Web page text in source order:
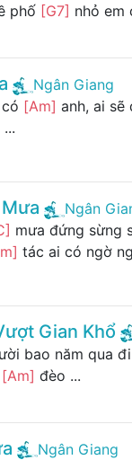
phố [G7] nhỏ em
Ngân Giang
[Am] anh, ai sẽ
Ngân
mưa đứng sừng
tác ai có ngờ
Gian Khổ
bao năm qua
[Am] đèo ...
Ngân Giang